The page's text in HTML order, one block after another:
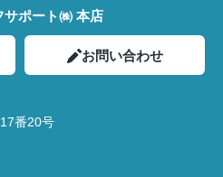
サポート㈱ 本店
お問い合わせ
番20号